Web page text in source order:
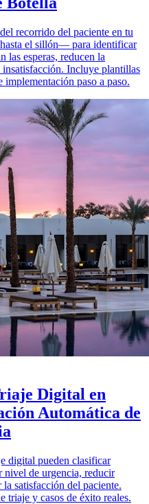
recorrido del paciente en tu
el sillón— para identificar
las esperas, reducen la
Incluye plantillas
paso a paso.
Digital en
Automática de
digital pueden clasificar
nivel de urgencia, reducir
satisfacción del paciente.
triaje y casos de éxito reales.